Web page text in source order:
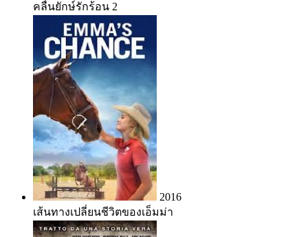
คลื่นยักษ์รักร้อน 2
2016
เส้นทางเปลี่ยนชีวิตของเอ็มม่า